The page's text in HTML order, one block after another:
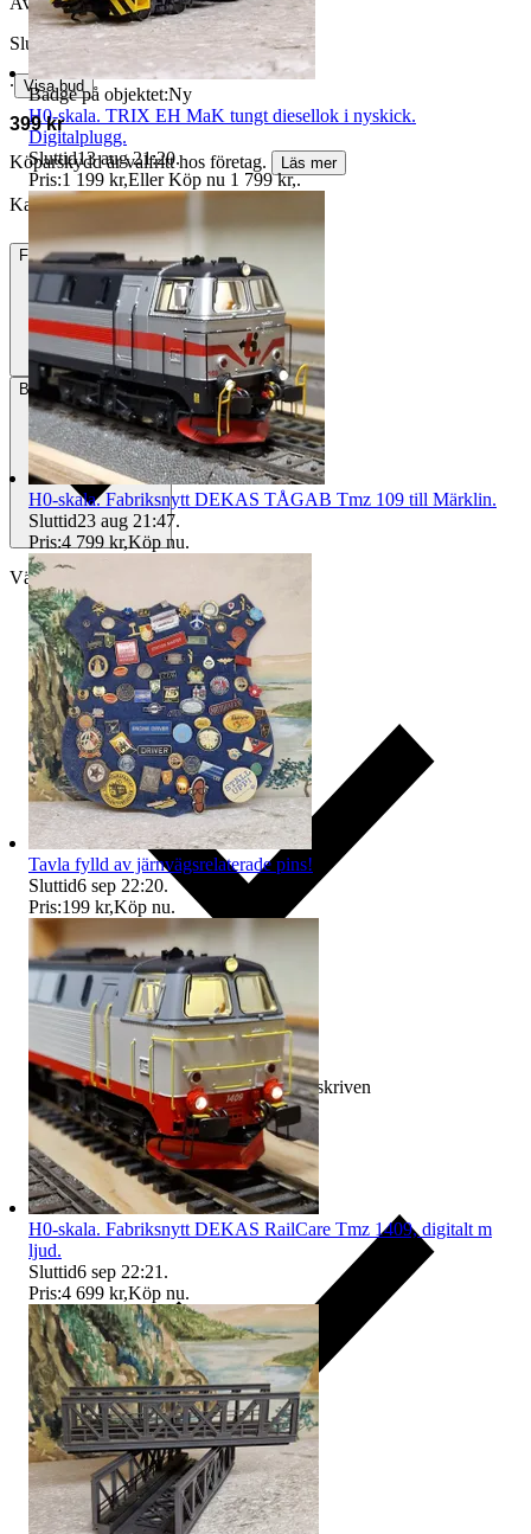
Slutpris
∙ Visa bud
399 kr
Köparskydd är valfritt hos företag.
Läs mer
KarlG_66 vann auktionen
FraktFrån 59 kr
Betalning Via Tradera
Välj till köparskydd
Ersättning om varan inte är som beskriven
Badge på objektet:Ny
H0-skala. TRIX EH MaK tungt diesellok i nyskick.
Digitalplugg.
Sluttid13 aug 21:20.
Pris:1 199 kr,Eller Köp nu 1 799 kr,.
H0-skala. Fabriksnytt DEKAS TÅGAB Tmz 109 till Märklin.
Sluttid23 aug 21:47.
Pris:4 799 kr,Köp nu.
Tavla fylld av järnvägsrelaterade pins!
Sluttid6 sep 22:20.
Pris:199 kr,Köp nu.
H0-skala. Fabriksnytt DEKAS RailCare Tmz 1409, digitalt m
ljud.
Sluttid6 sep 22:21 .
Pris:4 699 kr,Köp nu.